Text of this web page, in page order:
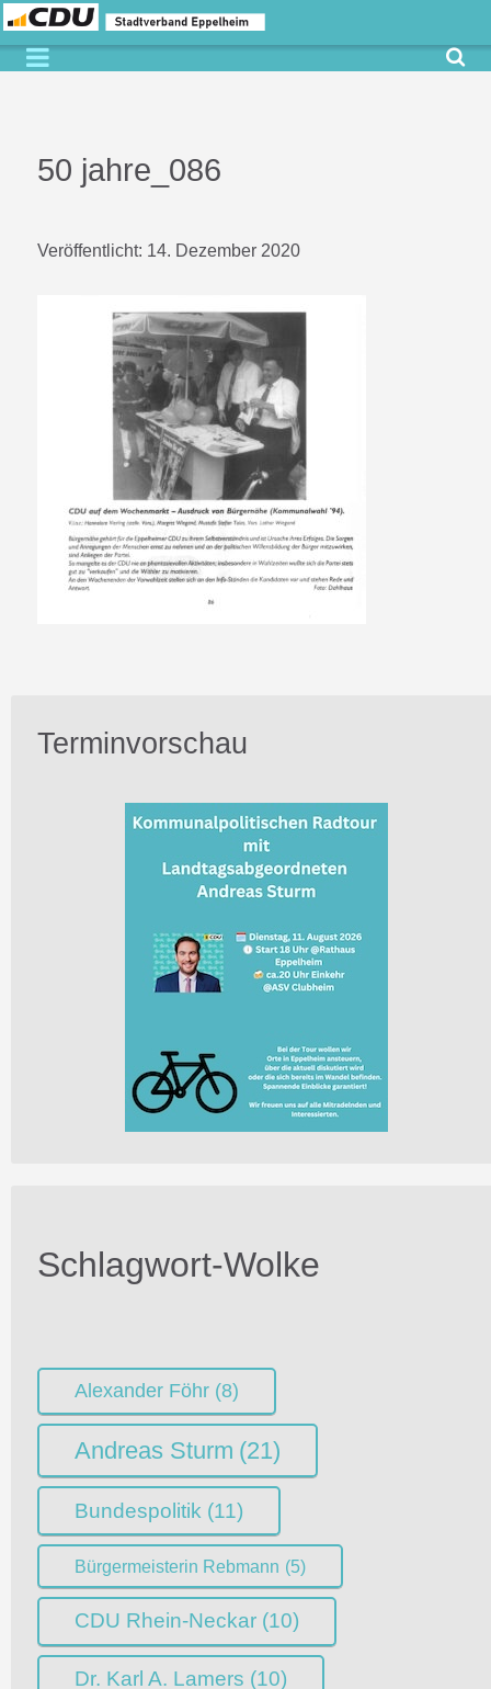
50 jahre_086
Veröffentlicht: 14. Dezember 2020
Terminvorschau
Schlagwort-Wolke
Alexander Föhr (8)
Andreas Sturm (21)
Bundespolitik (11)
Bürgermeisterin Rebmann (5)
CDU Rhein-Neckar (10)
Dr. Karl A. Lamers (10)